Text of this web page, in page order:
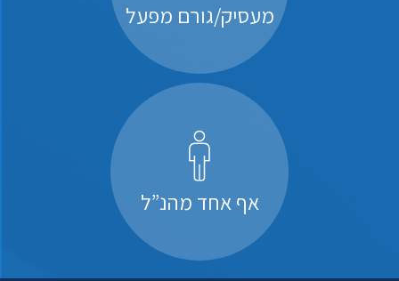
מעסיק/גורם מפעל
אף אחד מהנ”ל